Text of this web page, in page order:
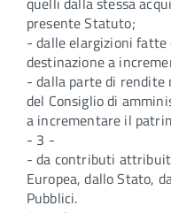
presente Statuto;
- dalle elargizioni fatte
destinazione a
- dalla parte di rendite
del Consiglio di
a incrementare il
- 3 -
- da contributi
Europea, dallo Stato,
Pubblici.